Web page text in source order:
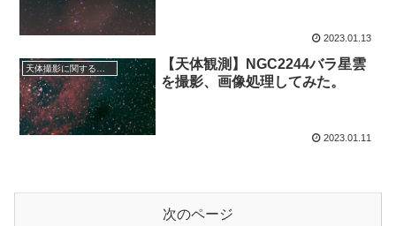
2023.01.13
天体撮影に関する事項
【天体観測】NGC2244バラ星雲
を撮影、画像処理してみた。
2023.01.11
次のページ